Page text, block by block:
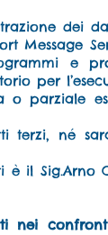
dei
e
per
parziale
terzi, né
il Sig.Arno
nei